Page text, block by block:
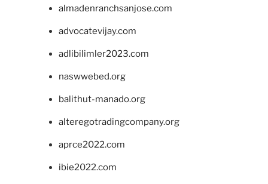
almadenranchsanjose.com
advocatevijay.com
adlibilimler2023.com
naswwebed.org
balithut-manado.org
alteregotradingcompany.org
aprce2022.com
ibie2022.com